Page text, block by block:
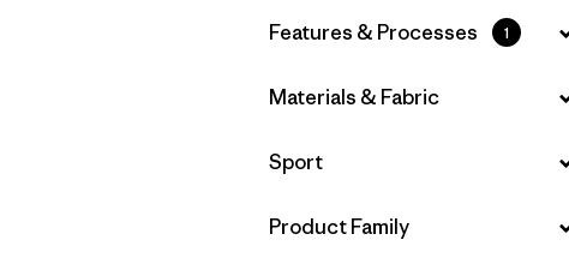
Filtrar por
Features & Processes 1
Filtrar por
Materials & Fabric
Filtrar por
Sport
Filtrar por
Product Family